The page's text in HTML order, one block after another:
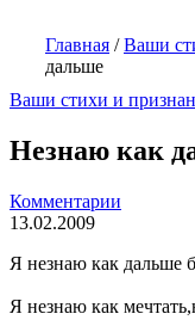
Главная /Ваши
дальше
Ваши стихи и
Незнаю как
Комментарии
13.02.2009
Я незнаю как дальше
Я незнаю как